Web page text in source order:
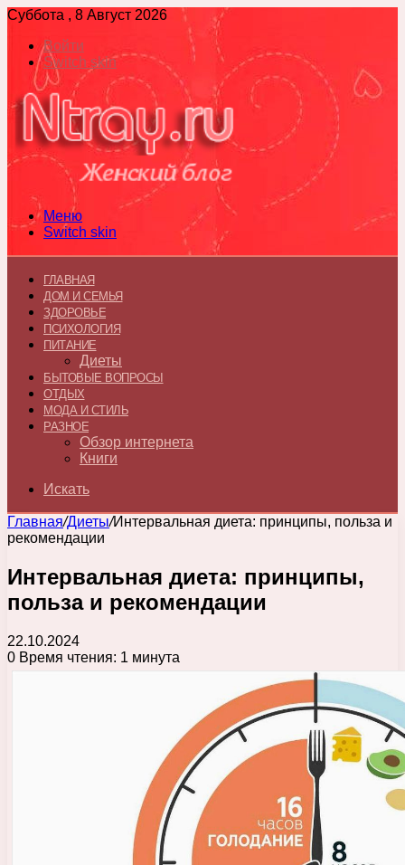
Суббота , 8 Август 2026
Войти
Switch skin
Меню
Switch skin
ГЛАВНАЯ
ДОМ И СЕМЬЯ
ЗДОРОВЬЕ
ПСИХОЛОГИЯ
ПИТАНИЕ
Диеты
БЫТОВЫЕ ВОПРОСЫ
ОТДЫХ
МОДА И СТИЛЬ
РАЗНОЕ
Обзор интернета
Книги
Искать
Главная/Диеты/Интервальная диета: принципы, польза и
рекомендации
Интервальная диета: принципы,
польза и рекомендации
22.10.2024
0 Время чтения: 1 минута